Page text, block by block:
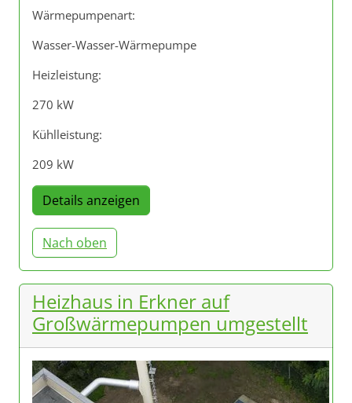
Wärmepumpenart:
Wasser-Wasser-Wärmepumpe
Heizleistung:
270 kW
Kühlleistung:
209 kW
Details anzeigen
Nach oben
Heizhaus in Erkner auf
Großwärmepumpen umgestellt